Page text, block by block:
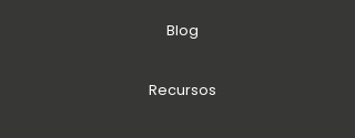
Blog
Recursos